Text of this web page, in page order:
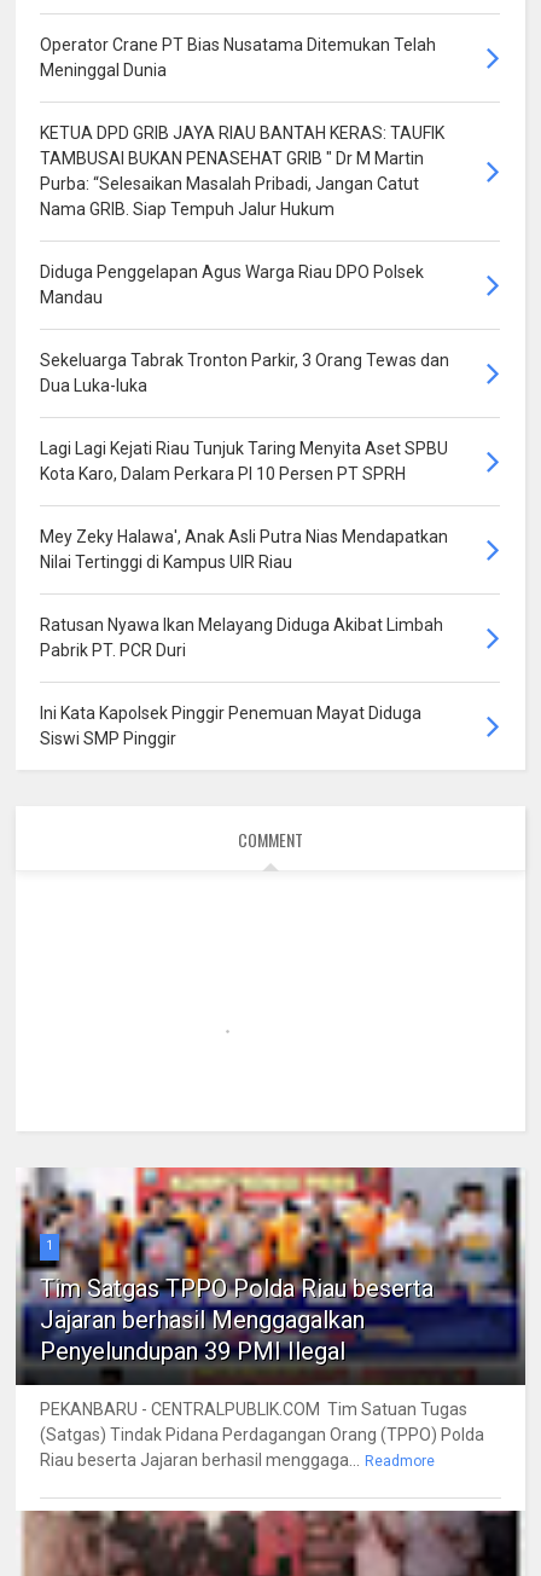
Operator Crane PT Bias Nusatama Ditemukan Telah
Meninggal Dunia
KETUA DPD GRIB JAYA RIAU BANTAH KERAS: TAUFIK
TAMBUSAI BUKAN PENASEHAT GRIB " Dr M Martin
Purba: “Selesaikan Masalah Pribadi, Jangan Catut
Nama GRIB. Siap Tempuh Jalur Hukum
Diduga Penggelapan Agus Warga Riau DPO Polsek
Mandau
Sekeluarga Tabrak Tronton Parkir, 3 Orang Tewas dan
Dua Luka-luka
Lagi Lagi Kejati Riau Tunjuk Taring Menyita Aset SPBU
Kota Karo, Dalam Perkara PI 10 Persen PT SPRH
Mey Zeky Halawa', Anak Asli Putra Nias Mendapatkan
Nilai Tertinggi di Kampus UIR Riau
Ratusan Nyawa Ikan Melayang Diduga Akibat Limbah
Pabrik PT. PCR Duri
Ini Kata Kapolsek Pinggir Penemuan Mayat Diduga
Siswi SMP Pinggir
COMMENT
1
Tim Satgas TPPO Polda Riau beserta
Jajaran berhasil Menggagalkan
Penyelundupan 39 PMI Ilegal
PEKANBARU - CENTRALPUBLIK.COM Tim Satuan Tugas
(Satgas) Tindak Pidana Perdagangan Orang (TPPO) Polda
Riau beserta Jajaran berhasil menggaga...
Readmore